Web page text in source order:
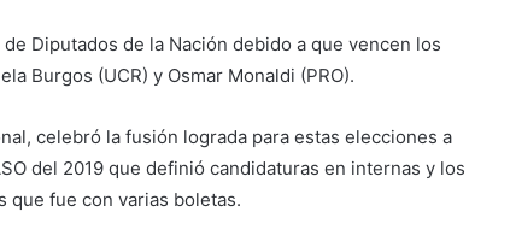
Diputados de la Nación debido a que vencen los
Burgos (UCR) y Osmar Monaldi (PRO).
celebró la fusión lograda para estas elecciones a
del 2019 que definió candidaturas en internas y los
que fue con varias boletas.